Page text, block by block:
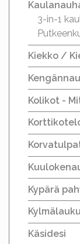
3-in-1
Kiekko /
Kolikot -
Kypärä
Käsidesi